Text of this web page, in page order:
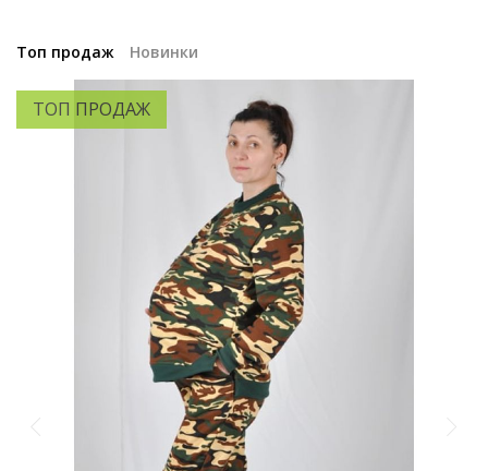
Топ продаж Новинки
ТОП ПРОДАЖ